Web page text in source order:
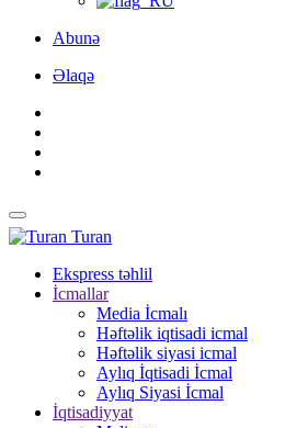
Abunə
Əlaqə
Turan
Ekspress təhlil
İcmallar
Media İcmalı
Həftəlik iqtisadi icmal
Həftəlik siyasi icmal
Aylıq İqtisadi İcmal
Aylıq Siyasi İcmal
İqtisadiyyat